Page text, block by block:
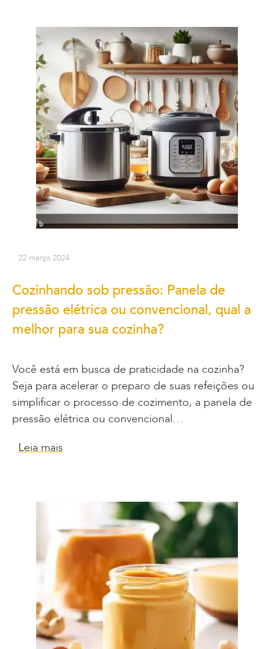
22 março 2024
Cozinhando sob pressão: Panela de
pressão elétrica ou convencional, qual a
melhor para sua cozinha?
Você está em busca de praticidade na cozinha?
Seja para acelerar o preparo de suas refeições ou
simplificar o processo de cozimento, a panela de
pressão elétrica ou convencional…
Leia mais